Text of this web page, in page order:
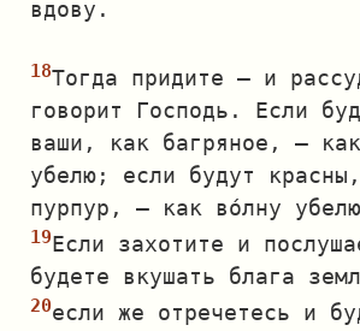
вдову.
Тогда придите — и
говорит Господь. Если
ваши, как багряное, —
убелю; если будут
пурпур, — как во́лну
Если захотите и
будете вкушать блага
если же отречетесь и